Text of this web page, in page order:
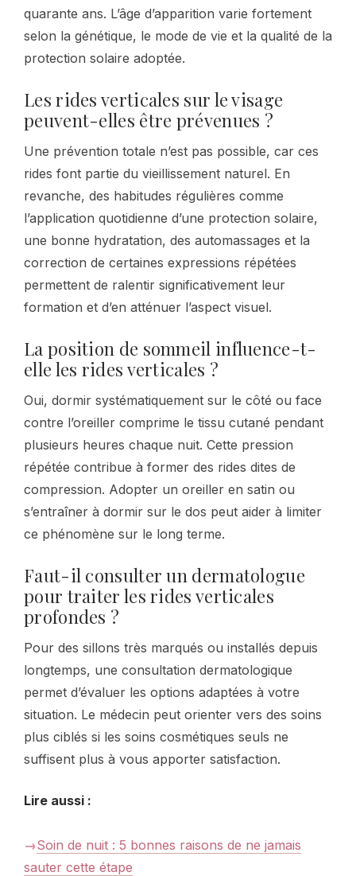
quarante ans. L’âge d’apparition varie fortement
selon la génétique, le mode de vie et la qualité de la
protection solaire adoptée.
Les rides verticales sur le visage
peuvent-elles être prévenues ?
Une prévention totale n’est pas possible, car ces
rides font partie du vieillissement naturel. En
revanche, des habitudes régulières comme
l’application quotidienne d’une protection solaire,
une bonne hydratation, des automassages et la
correction de certaines expressions répétées
permettent de ralentir significativement leur
formation et d’en atténuer l’aspect visuel.
La position de sommeil influence-t-
elle les rides verticales ?
Oui, dormir systématiquement sur le côté ou face
contre l’oreiller comprime le tissu cutané pendant
plusieurs heures chaque nuit. Cette pression
répétée contribue à former des rides dites de
compression. Adopter un oreiller en satin ou
s’entraîner à dormir sur le dos peut aider à limiter
ce phénomène sur le long terme.
Faut-il consulter un dermatologue
pour traiter les rides verticales
profondes ?
Pour des sillons très marqués ou installés depuis
longtemps, une consultation dermatologique
permet d’évaluer les options adaptées à votre
situation. Le médecin peut orienter vers des soins
plus ciblés si les soins cosmétiques seuls ne
suffisent plus à vous apporter satisfaction.
Lire aussi :
Soin de nuit : 5 bonnes raisons de ne jamais
sauter cette étape